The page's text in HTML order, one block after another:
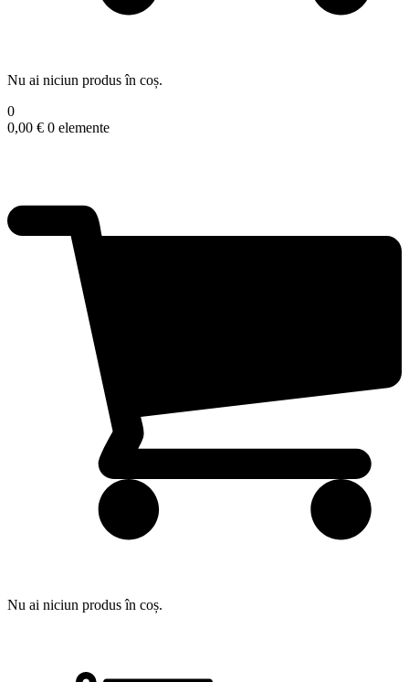
Nu ai niciun produs în coș.
0
0,00 € 0 elemente
Nu ai niciun produs în coș.